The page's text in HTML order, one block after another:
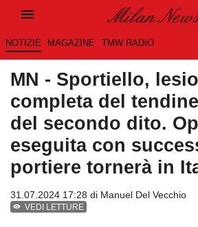
NOTIZIE MAGAZINE TMW RADIO
MN - Sportiello,
completa del
del secondo dito.
eseguita con
portiere tornerà in
31.07.2024 17:28 di Manuel Del Vecchio
VEDI LETTURE